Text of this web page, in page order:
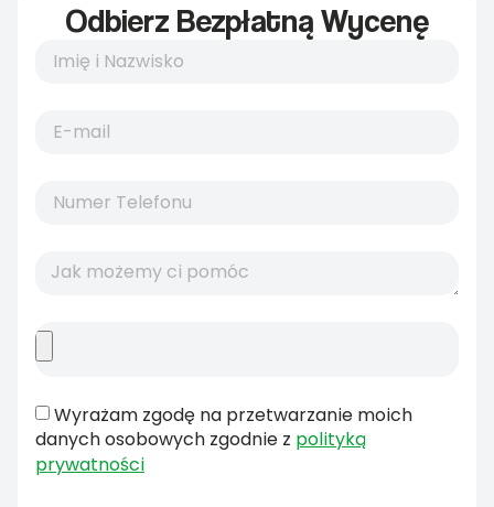
Odbierz Bezpłatną Wycenę
Wyrażam zgodę na przetwarzanie moich
danych osobowych zgodnie z polityką
prywatności